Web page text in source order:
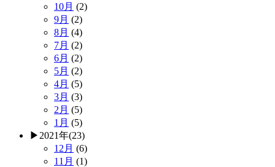
10月 (2)
9月 (2)
8月 (4)
7月 (2)
6月 (2)
5月 (2)
4月 (5)
3月 (3)
2月 (5)
1月 (5)
▶ 2021年(23)
12月 (6)
11月 (1)